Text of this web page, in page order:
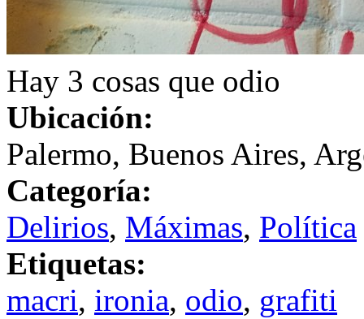
Hay 3 cosas que odio
Ubicación:
Palermo, Buenos Aires,
Categoría:
Delirios, Máximas, Política
Etiquetas:
macri, ironia, odio, grafiti